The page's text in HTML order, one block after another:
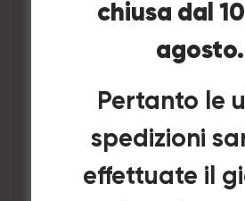
MULTI ACTIV
Aggiungi a
chiusa dal
agosto.
Pertanto le
spedizioni
effettuate il